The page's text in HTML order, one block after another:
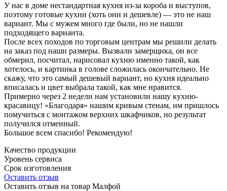
У нас в доме нестандартная кухня из-за короба и выступов,
поэтому готовые кухни (хоть они и дешевле) — это не наш
вариант. Мы с мужем много где были, но не нашли
подходящего варианта.
После всех походов по торговым центрам мы решили делать
на заказ под наши размеры. Вызвали замерщика, он все
обмерил, посчитал, нарисовал кухню именно такой, как
хотелось, и картинка в голове сложилась окончательно. Не
скажу, что это самый дешевый вариант, но кухня идеально
вписалась и цвет выбрала такой, как мне нравится.
Примерно через 2 недели нам установили нашу кухню-
красавицу! «Благодаря» нашим кривым стенам, им пришлось
помучиться с монтажом верхних шкафчиков, но результат
получился отменный.
Большое всем спасибо! Рекомендую!
Качество продукции
Уровень сервиса
Срок изготовления
Оставить отзыв
Оставить отзыв на товар Малфой